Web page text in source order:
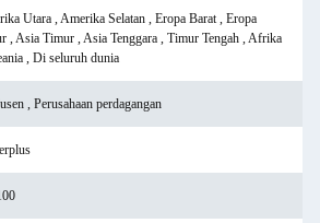
Utara , Amerika Selatan , Eropa Barat , Eropa
, Asia Timur , Asia Tenggara , Timur Tengah , Afrika
, Di seluruh dunia
, Perusahaan perdagangan